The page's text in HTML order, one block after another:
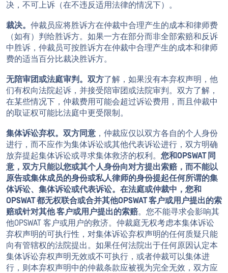
决，不可上诉（在不违反适用法律的情况下）。
裁决。 仲裁员应将胜诉方在仲裁中合理产生的成本和律师费
（如有）判给胜诉方。如果一方在部分而非全部索赔和反诉
中胜诉，仲裁员可按胜诉方在仲裁中合理产生的成本和律师
费的适当百分比裁决胜诉方。
无陪审团或法庭审判。双方了解，如果没有本弃权声明，他
们有权向法院起诉，并接受陪审团或法院审判。双方了解，
在某些情况下，仲裁费用可能会超过诉讼费用，而且仲裁中
的取证权可能比法庭中更受限制。
集体诉讼弃权。双方同意 ，仲裁应仅以双方各自的个人身份
进行，而不应作为集体诉讼或其他代表诉讼进行，双方明确
放弃提起集体诉讼或寻求集体救济的权利。 您和OPSWAT 同
意，双方只能以您或其个人身份向对方提出索赔，而不能以
原告或集体成员的身份或私人律师的身份提起任何所谓的集
体诉讼、集体诉讼或代表诉讼。在法庭或仲裁中，您和
OPSWAT 都无权联合或合并其他OPSWAT 客户或用户提出的索
赔或针对其他 客户或用户提出的索赔。您不能寻求会影响其
他OPSWAT 客户或用户的救济。仲裁庭无权考虑本集体诉讼
弃权声明的可执行性，对集体诉讼弃权声明的任何质疑只能
向有管辖权的法院提出。如果任何法院出于任何原因认定本
集体诉讼弃权声明无效或不可执行，或者仲裁可以集体进
行，则本弃权声明中的仲裁条款应被视为完全无效，双方应